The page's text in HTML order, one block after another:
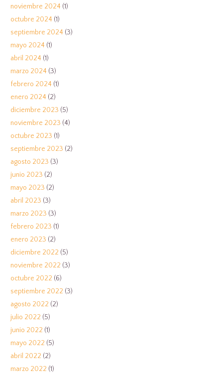
noviembre 2024 (1)
octubre 2024 (1)
septiembre 2024 (3)
mayo 2024 (1)
abril 2024 (1)
marzo 2024 (3)
febrero 2024 (1)
enero 2024 (2)
diciembre 2023 (5)
noviembre 2023 (4)
octubre 2023 (1)
septiembre 2023 (2)
agosto 2023 (3)
junio 2023 (2)
mayo 2023 (2)
abril 2023 (3)
marzo 2023 (3)
febrero 2023 (1)
enero 2023 (2)
diciembre 2022 (5)
noviembre 2022 (3)
octubre 2022 (6)
septiembre 2022 (3)
agosto 2022 (2)
julio 2022 (5)
junio 2022 (1)
mayo 2022 (5)
abril 2022 (2)
marzo 2022 (1)